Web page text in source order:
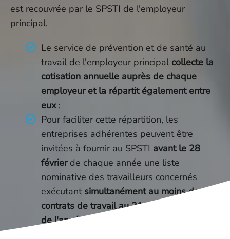
est recouvrée par le SPSTI de l'employeur
principal.
Le service de prévention et de santé au
travail de l'employeur principal collecte la
cotisation annuelle auprès de chaque
employeur et la répartit également entre
eux;
Pour faciliter cette répartition, les
entreprises adhérentes peuvent être
invitées à fournir au SPSTI avant le 28
févrierde chaque année une liste
nominative des travailleurs concernés
exécutant simultanément au moins deux
contrats de travail au 31 janvier
de l'année en cours.